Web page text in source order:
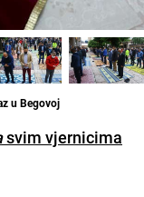
u Begovoj
svim vjernicima